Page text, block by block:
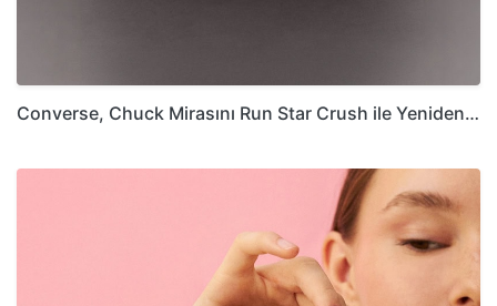
Converse, Chuck Mirasını Run Star Crush ile Yeniden…